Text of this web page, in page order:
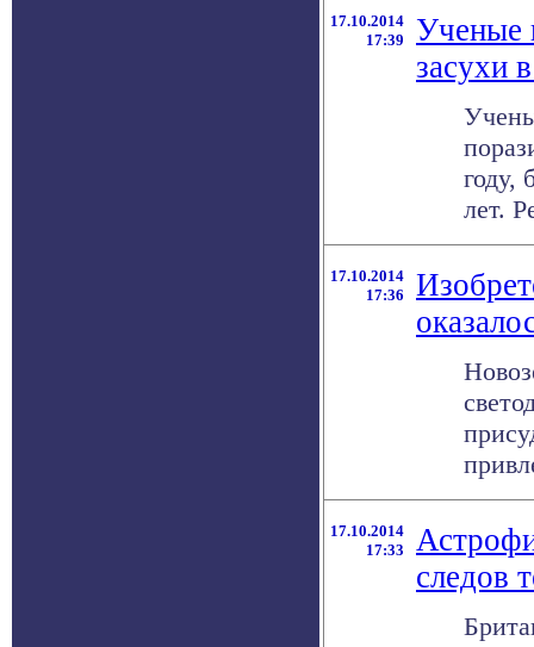
17.10.2014
17:39
Ученые
засухи
году,
лет.
17.10.2014
17:36
17.10.2014
17:33
следов